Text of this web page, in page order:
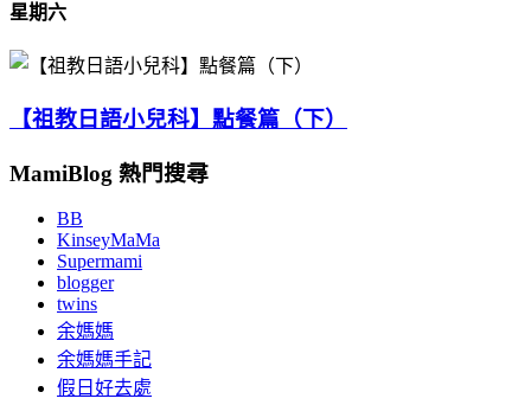
星期六
【祖教日語小兒科】點餐篇（下）
MamiBlog 熱門搜尋
BB
KinseyMaMa
Supermami
blogger
twins
余媽媽
余媽媽手記
假日好去處